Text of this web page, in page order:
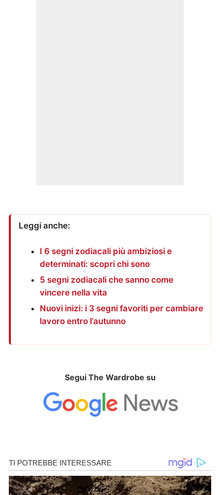
Leggi anche:
I 6 segni zodiacali più ambiziosi e
determinati: scopri chi sono
5 segni zodiacali che sanno come
vincere nella vita
Nuovi inizi: i 3 segni favoriti per cambiare
lavoro entro l’autunno
Segui The Wardrobe su